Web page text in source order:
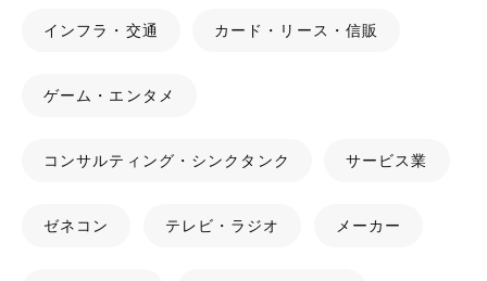
インフラ・交通 カード・リース・信販
ゲーム・エンタメ
コンサルティング・シンクタンク サービス業
ゼネコン テレビ・ラジオ メーカー